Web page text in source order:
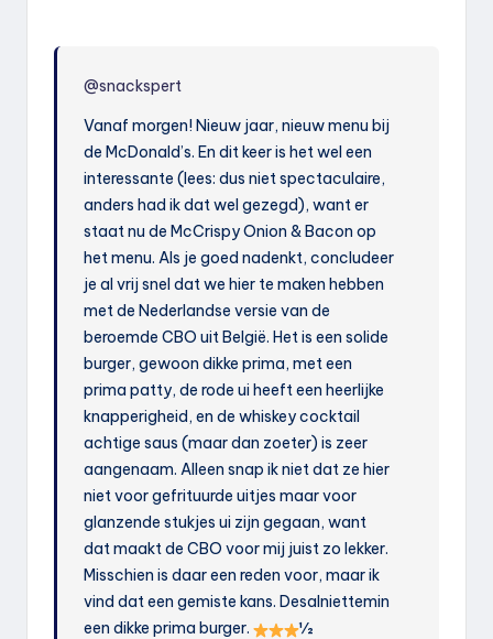
@snackspert
Vanaf morgen! Nieuw jaar, nieuw menu bij
de McDonald’s. En dit keer is het wel een
interessante (lees: dus niet spectaculaire,
anders had ik dat wel gezegd), want er
staat nu de McCrispy Onion & Bacon op
het menu. Als je goed nadenkt, concludeer
je al vrij snel dat we hier te maken hebben
met de Nederlandse versie van de
beroemde CBO uit België. Het is een solide
burger, gewoon dikke prima, met een
prima patty, de rode ui heeft een heerlijke
knapperigheid, en de whiskey cocktail
achtige saus (maar dan zoeter) is zeer
aangenaam. Alleen snap ik niet dat ze hier
niet voor gefrituurde uitjes maar voor
glanzende stukjes ui zijn gegaan, want
dat maakt de CBO voor mij juist zo lekker.
Misschien is daar een reden voor, maar ik
vind dat een gemiste kans. Desalniettemin
een dikke prima burger.
½